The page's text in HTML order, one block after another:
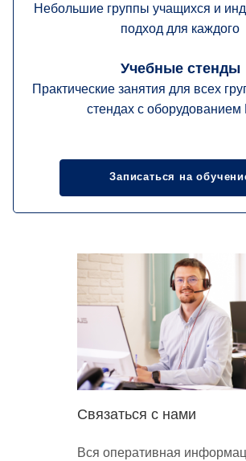
Небольшие группы учащихся и
подход для каждого
Учебные стенды
Практические занятия для всех
стендах с оборудованием
Записаться на
Связаться с нами
Вся оперативная